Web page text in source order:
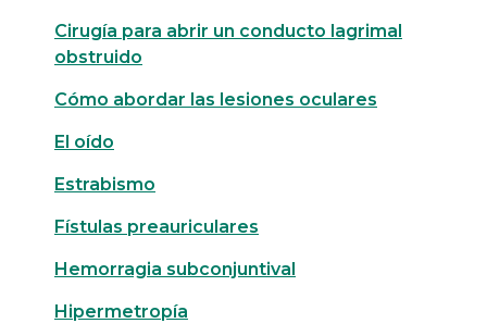
Cirugía para abrir un conducto lagrimal
obstruido
Cómo abordar las lesiones oculares
El oído
Estrabismo
Fístulas preauriculares
Hemorragia subconjuntival
Hipermetropía